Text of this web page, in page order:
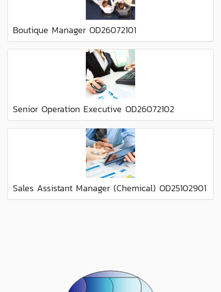
Boutique Manager OD26072101
Senior Operation Executive OD26072102
Sales Assistant Manager (Chemical) OD25102901